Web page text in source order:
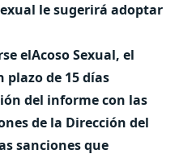
le sugerirá adoptar
elAcoso Sexual, el
de 15 días
del informe con las
de la Dirección del
sanciones que